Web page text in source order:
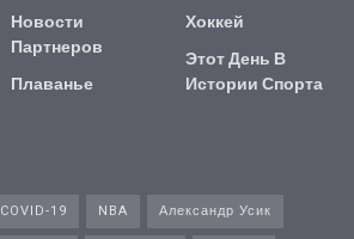
Новости
Партнеров
Плаванье
Хоккей
Этот День В
Истории Спорта
COVID-19 NBA
Александр Усик